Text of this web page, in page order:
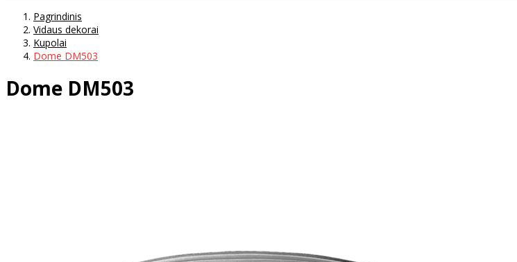
Pagrindinis
Vidaus dekorai
Kupolai
Dome DM503
Dome DM503